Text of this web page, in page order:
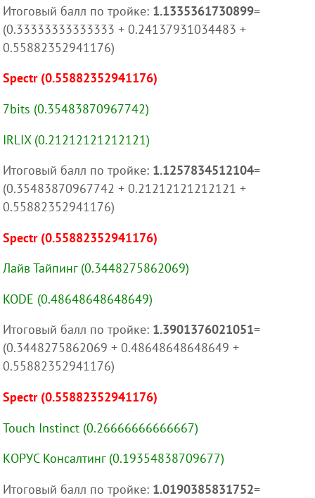
Итоговый балл по тройке: 1.1335361730899=
(0.33333333333333 + 0.24137931034483 +
0.55882352941176)
Spectr (0.55882352941176)
7bits (0.35483870967742)
IRLIX (0.21212121212121)
Итоговый балл по тройке: 1.1257834512104=
(0.35483870967742 + 0.21212121212121 +
0.55882352941176)
Spectr (0.55882352941176)
Лайв Тайпинг (0.3448275862069)
KODE (0.48648648648649)
Итоговый балл по тройке: 1.3901376021051=
(0.3448275862069 + 0.48648648648649 +
0.55882352941176)
Spectr (0.55882352941176)
Touch Instinct (0.26666666666667)
КОРУС Консалтинг (0.19354838709677)
Итоговый балл по тройке: 1.0190385831752=